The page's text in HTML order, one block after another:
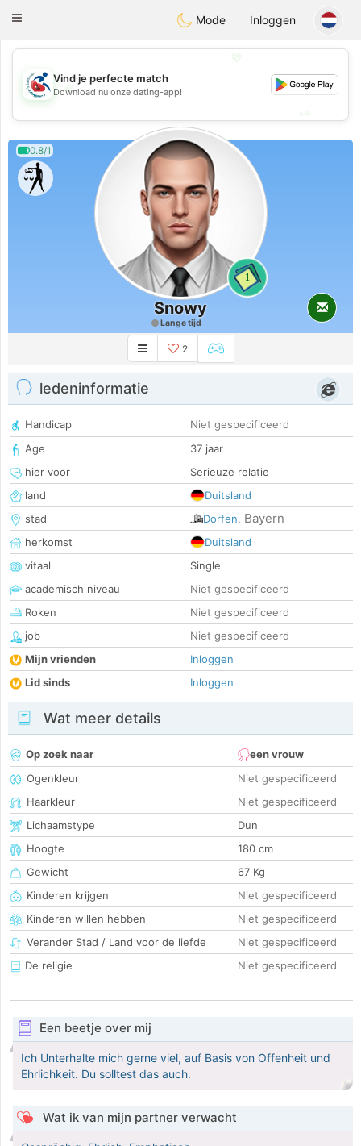
Handi Space
Toggle
Mode Inloggen
💖
💕
Vind je perfecte match
Download nu onze dating-app!
0.8/1
1
Snowy
Lange tijd
2
ledeninformatie
Handicap
Niet gespecificeerd
Age
37 jaar
hier voor
Serieuze relatie
land
Duitsland
stad
Dorfen, Bayern
herkomst
Duitsland
vitaal
Single
academisch niveau
Niet gespecificeerd
Roken
Niet gespecificeerd
job
Niet gespecificeerd
Mijn vrienden
Inloggen
Lid sinds
Inloggen
Wat meer details
Op zoek naar
een vrouw
Ogenkleur
Niet gespecificeerd
Haarkleur
Niet gespecificeerd
Lichaamstype
Dun
Hoogte
180 cm
Gewicht
67 Kg
Kinderen krijgen
Niet gespecificeerd
Kinderen willen hebben
Niet gespecificeerd
Verander Stad / Land voor de liefde
Niet gespecificeerd
De religie
Niet gespecificeerd
Een beetje over mij
Ich Unterhalte mich gerne viel, auf Basis von Offenheit und
Ehrlichkeit. Du solltest das auch.
Wat ik van mijn partner verwacht